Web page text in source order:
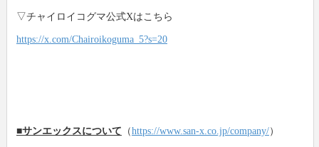
▽チャイロイコグマ公式Xはこちら
https://x.com/Chairoikoguma_5?s=20
■サンエックスについて （https://www.san-x.co.jp/company/）